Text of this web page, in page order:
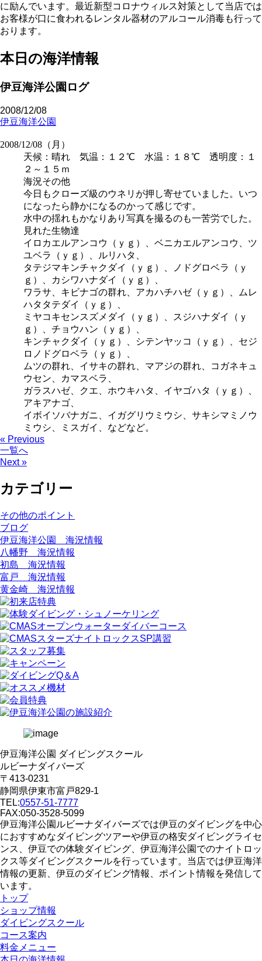
に励んでいます。最近新型コロナウィルス対策として当店では
お客様が口に食われるレンタル器材のアルコール消毒も行って
おります。
本日の海洋情報
伊豆海洋公園ログ
2008/12/08
伊豆海洋公園
2008/12/08（月）
天候：晴れ 気温：１２℃ 水温：１８℃ 透明度：１
２～１５ｍ
海況その他
今日もクローズ級のウネリが押し寄せていました。いつ
になったら静かになるのかって感じです。
水中の揺れもかなりあり写真を撮るのも一苦労でした。
見れた生物達
イロカエルアンコウ（ｙｇ）、ベニカエルアンコウ、ツ
ユベラ（ｙｇ）、ルリハタ、
タテジマキンチャクダイ（ｙｇ）、ノドグロベラ（ｙ
ｇ）、カシワハナダイ（ｙｇ）、
ワラサ、キビナゴの群れ、アカハチハゼ（ｙｇ）、ムレ
ハタタテダイ（ｙｇ）、
ミヤコキセンスズメダイ（ｙｇ）、スジハナダイ（ｙ
ｇ）、チョウハン（ｙｇ）、
キンチャクダイ（ｙｇ）、シテンヤッコ（ｙｇ）、セジ
ロノドグロベラ（ｙｇ）、
ムツの群れ、イサキの群れ、マアジの群れ、コガネキュ
ウセン、カマスベラ、
ガラスハゼ、クエ、ホウキハタ、イヤゴハタ（ｙｇ）、
アキアナゴ、
イボイソバナガニ、イガグリウミウシ、サキシマミノウ
ミウシ、ミスガイ、などなど。
« Previous
一覧へ
Next »
カテゴリー
その他のポイント
ブログ
伊豆海洋公園 海況情報
八幡野 海況情報
初島 海況情報
富戸 海況情報
黄金崎 海況情報
伊豆海洋公園 ダイビングスクール
ルビーナダイバーズ
〒413-0231
静岡県伊東市富戸829-1
TEL:0557-51-7777
FAX:050-3528-5099
伊豆海洋公園ルビーナダイバーズでは伊豆のダイビングを中心
におすすめなダイビングツアーや伊豆の格安ダイビングライセ
ンス、伊豆での体験ダイビング、伊豆海洋公園でのナイトロッ
クス等ダイビングスクールを行っています。当店では伊豆海洋
情報の更新、伊豆のダイビング情報、ポイント情報を発信して
います。
トップ
ショップ情報
ダイビングスクール
コース案内
料金メニュー